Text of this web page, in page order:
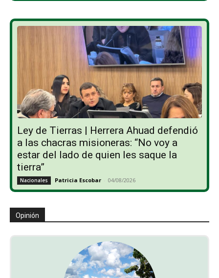
Ley de Tierras | Herrera Ahuad defendió
a las chacras misioneras: “No voy a
estar del lado de quien les saque la
tierra”
Nacionales Patricia Escobar - 04/08/2026
Opinión